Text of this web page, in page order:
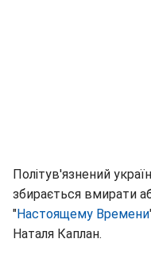
Політув'язнений
збирається вмирати
"Настоящему Времени
Наталя Каплан.